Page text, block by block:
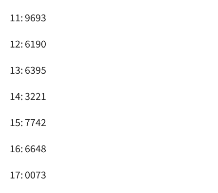
11: 9693
12: 6190
13: 6395
14: 3221
15: 7742
16: 6648
17: 0073